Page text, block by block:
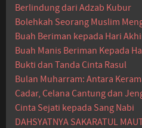
Berlindung dari Adzab Kubur
Bolehkah Seorang Muslim
Buah Beriman kepada Hari
Buah Manis Beriman Kepada
Bukti dan Tanda Cinta Rasul
Bulan Muharram: Antara
Cadar, Celana Cantung dan
Cinta Sejati kepada Sang Nabi
DAHSYATNYA SAKARATUL